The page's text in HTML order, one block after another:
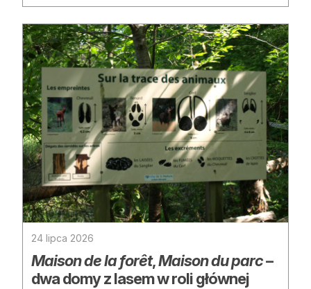
Zostań autorem
Archiwum
Kontakt
24 lipca 2026
Maison de la forêt,Maison du parc–
dwa domy z lasem w roli głównej